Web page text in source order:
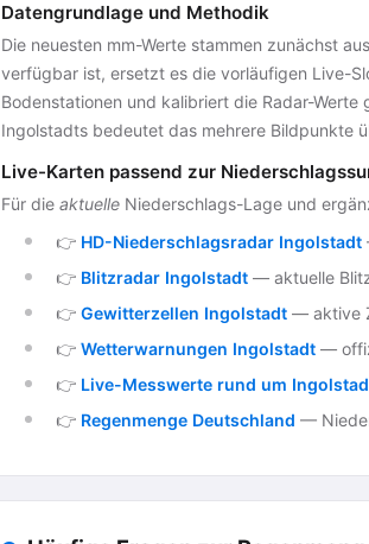
Datengrundlage und Methodik
Die neuesten mm-Werte stammen zunächst
verfügbar ist, ersetzt es die vorläufigen Live-
Bodenstationen und kalibriert die Radar-
Ingolstadts bedeutet das mehrere Bildpunkte
Live-Karten passend zur
Für die aktuelle Niederschlags-Lage und
👉 HD-Niederschlagsradar Ingolstadt
👉 Blitzradar Ingolstadt — aktuelle
👉 Gewitterzellen Ingolstadt — aktive
👉 Wetterwarnungen Ingolstadt —
👉 Live-Messwerte rund um
👉 Regenmenge Deutschland —